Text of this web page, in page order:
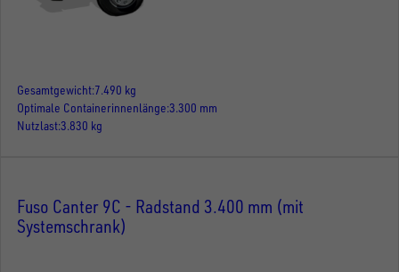
Gesamtgewicht 7.490 kg
Optimale Containerinnenlänge 3.300 mm
Nutzlast3.830 kg
Fuso Canter 9C - Radstand 3.400 mm (mit
Systemschrank)